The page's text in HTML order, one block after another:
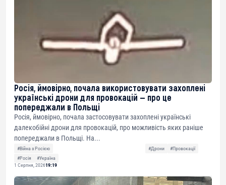
Росія, ймовірно, почала використовувати захоплені
українські дрони для провокацій — про це
попереджали в Польщі
Росія, ймовірно, почала застосовувати захоплені українські
далекобійні дрони для провокацій, про можливість яких раніше
попереджали в Польщі. На...
#Війна з Росією #Дрони
#Провокації
#Росія
#Україна
1 Серпня, 202619:19